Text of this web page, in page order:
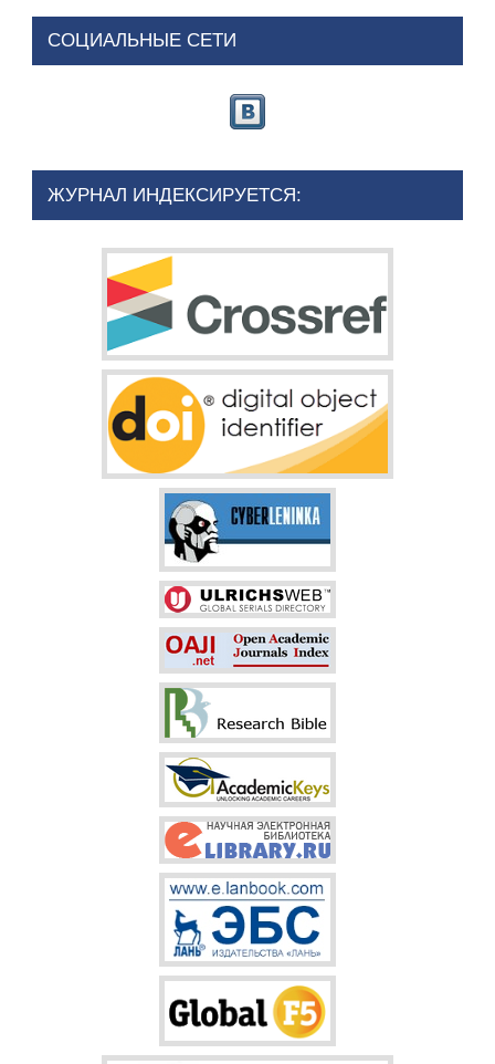
СОЦИАЛЬНЫЕ СЕТИ
ЖУРНАЛ ИНДЕКСИРУЕТСЯ: